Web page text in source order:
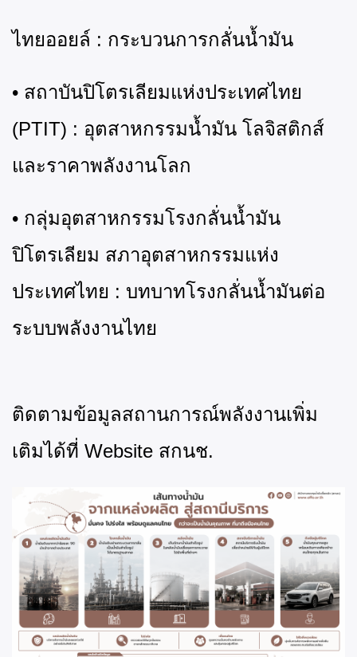
ไทยออยล์ : กระบวนการกลั่นน้ำมัน
• สถาบันปิโตรเลียมแห่งประเทศไทย
(PTIT) : อุตสาหกรรมน้ำมัน โลจิสติกส์
และราคาพลังงานโลก
• กลุ่มอุตสาหกรรมโรงกลั่นน้ำมัน
ปิโตรเลียม สภาอุตสาหกรรมแห่ง
ประเทศไทย : บทบาทโรงกลั่นน้ำมันต่อ
ระบบพลังงานไทย
ติดตามข้อมูลสถานการณ์พลังงานเพิ่ม
เติมได้ที่ Website สกนช.